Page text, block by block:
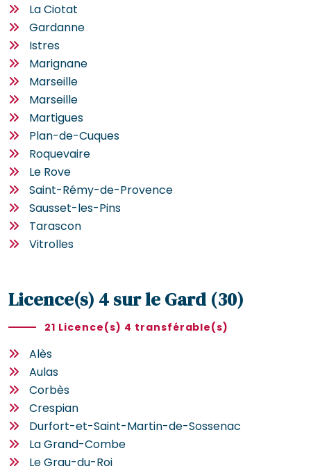
La Ciotat
Gardanne
Istres
Marignane
Marseille
Marseille
Martigues
Plan-de-Cuques
Roquevaire
Le Rove
Saint-Rémy-de-Provence
Sausset-les-Pins
Tarascon
Vitrolles
Licence(s) 4 sur le Gard (30)
21 Licence(s) 4 transférable(s)
Alès
Aulas
Corbès
Crespian
Durfort-et-Saint-Martin-de-Sossenac
La Grand-Combe
Le Grau-du-Roi